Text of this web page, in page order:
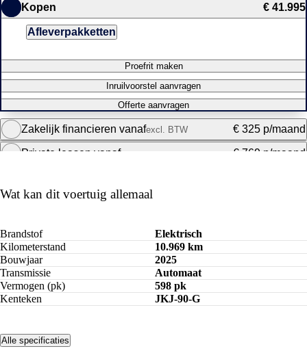
Kopen € 41.995
Afleverpakketten
Proefrit maken
Inruilvoorstel aanvragen
Offerte aanvragen
Zakelijk financieren vanafexcl. BTW € 325 p/maand
Private leasen vanaf € 769 p/maand
Bereken maandbedrag
Wat kan dit voertuig allemaal
Brandstof
Elektrisch
Kilometerstand
10.969 km
Bouwjaar
2025
Transmissie
Automaat
Vermogen (pk)
598 pk
Kenteken
JKJ-90-G
Alle specificaties